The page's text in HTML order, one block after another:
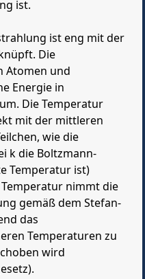
ist.
ist eng mit der
Die
Atomen und
Energie in
Die Temperatur
mit der mittleren
wie die
k die Boltzmann-
Temperatur ist)
nimmt die
gemäß dem Stefan-
das
Temperaturen zu
wird